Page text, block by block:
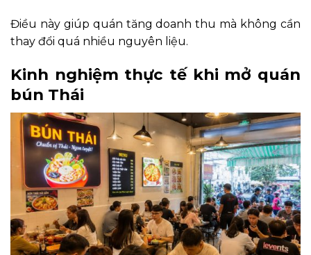
Điều này giúp quán tăng doanh thu mà không cần
thay đổi quá nhiều nguyên liệu.
Kinh nghiệm thực tế khi mở quán
bún Thái